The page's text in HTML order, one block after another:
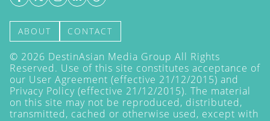
ABOUT CONTACT
© 2026 DestinAsian Media Group All Rights
Reserved. Use of this site constitutes acceptance of
our User Agreement (effective 21/12/2015) and
Privacy Policy (effective 21/12/2015). The material
on this site may not be reproduced, distributed,
transmitted, cached or otherwise used, except with